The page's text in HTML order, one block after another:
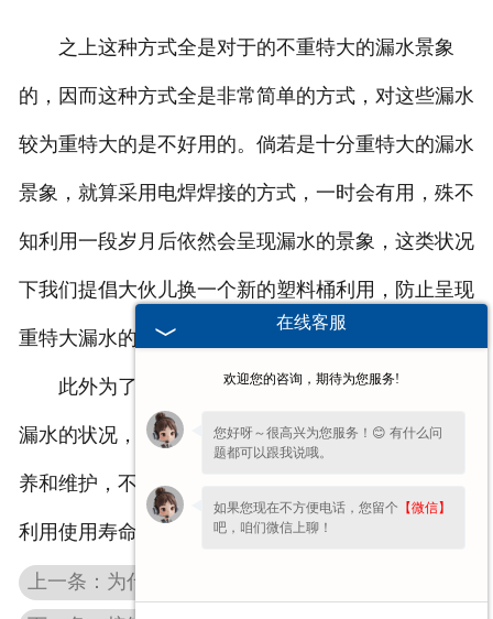
之上这种方式全是对于的不重特大的漏水景象
的，因而这种方式全是非常简单的方式，对这些漏水
较为重特大的是不好用的。倘若是十分重特大的漏水
景象，就算采用电焊焊接的方式，一时会有用，殊不
知利用一段岁月后依然会呈现漏水的景象，这类状况
下我们提倡大伙儿换一个新的塑料桶利用，防止呈现
重特大漏水的状况。
此外为了更好地很有可能防止大伙儿利用塑料桶
漏水的状况，在使用的过程中大家要留心塑料桶的保
养和维护，不可能在利用中辗压，那样会造成塑料桶
利用使用寿命减少。
在线客服
欢迎您的咨询，期待为您服务!
您好呀～很高兴为您服务！😊 有什么问
题都可以跟我说哦。
如果您现在不方便电话，您留个 【微信】
吧，咱们微信上聊！